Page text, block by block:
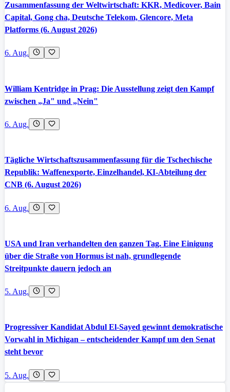
Zusammenfassung der Weltwirtschaft: KKR, Medicover, Bain
Capital, Gong cha, Deutsche Telekom, Glencore, Meta
Platforms (6. August 2026)
6. Aug.
William Kentridge in Prag: Die Ausstellung zeigt den Kampf
zwischen „Ja" und „Nein"
6. Aug.
Tägliche Wirtschaftszusammenfassung für die Tschechische
Republik: Waffenexporte, Einzelhandel, KI-Abteilung der
CNB (6. August 2026)
6. Aug.
USA und Iran verhandelten den ganzen Tag. Eine Einigung
über die Straße von Hormus ist nah, grundlegende
Streitpunkte dauern jedoch an
5. Aug.
Progressiver Kandidat Abdul El-Sayed gewinnt demokratische
Vorwahl in Michigan – entscheidender Kampf um den Senat
steht bevor
5. Aug.